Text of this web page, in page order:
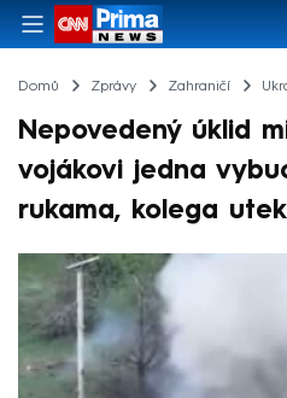
Domů Zprávy Zahraničí
Nepovedený úklid
vojákovi jedna
rukama, kolega